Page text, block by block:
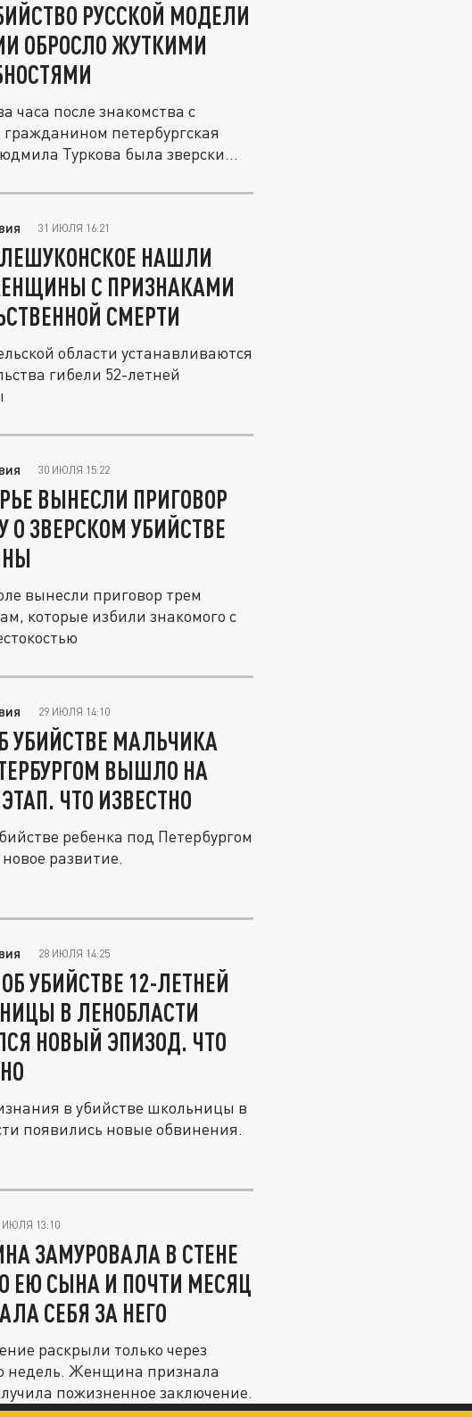
РУССКОЙ МОДЕЛИ
ОБРОСЛО ЖУТКИМИ
часа после знакомства с
гражданином петербургская
Туркова была зверски...
31 ИЮЛЯ 16:21
НАШЛИ
С ПРИЗНАКАМИ
СМЕРТИ
области устанавливаются
гибели 52-летней
30 ИЮЛЯ 15:22
ВЫНЕСЛИ ПРИГОВОР
О ЗВЕРСКОМ УБИЙСТВЕ
вынесли приговор трем
которые избили знакомого с
29 ИЮЛЯ 14:10
УБИЙСТВЕ МАЛЬЧИКА
ВЫШЛО НА
ЧТО ИЗВЕСТНО
ребенка под Петербургом
развитие.
28 ИЮЛЯ 14:25
УБИЙСТВЕ 12-ЛЕТНЕЙ
В ЛЕНОБЛАСТИ
НОВЫЙ ЭПИЗОД. ЧТО
в убийстве школьницы в
появились новые обвинения.
ИЮЛЯ 13:10
ЗАМУРОВАЛА В СТЕНЕ
ЕЮ СЫНА И ПОЧТИ МЕСЯЦ
СЕБЯ ЗА НЕГО
раскрыли только через
недель. Женщина признала
пожизненное заключение.